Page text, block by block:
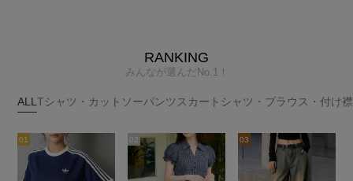
RANKING
みんなが選んだNo.1！
ALLTシャツ・カットソーパンツ スカート シャツ・ブラウス・付け襟